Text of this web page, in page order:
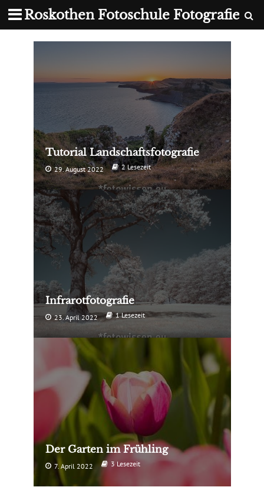
Roskothen Fotoschule Fotografie
Tutorial Landschaftsfotografie
29. August 2022 2 Lesezeit
Infrarotfotografie
23. April 2022 1 Lesezeit
Der Garten im Frühling
7. April 2022 3 Lesezeit